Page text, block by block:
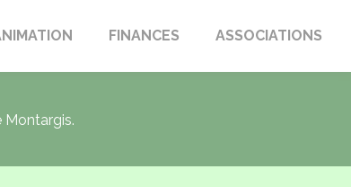
FINANCES ASSOCIATIONS